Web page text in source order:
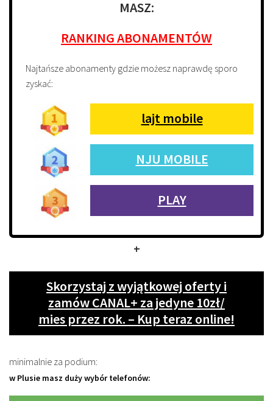
MASZ:
RANKING ABONAMENTÓW
Najtańsze abonamenty gdzie możesz naprawdę sporo
zyskać:
lajt mobile
NJU MOBILE
PLAY
+
Skorzystaj z wyjątkowej oferty i
zamów CANAL+ za jedyne 10zł/
mies przez rok. – Kup teraz online!
minimalnie za podium:
w Plusie masz duży wybór telefonów: